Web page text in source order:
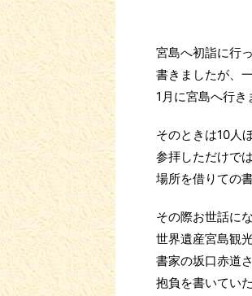
宮島へ初詣に行
書きましたが、
1月に宮島へ行き
そのときは10人
参拝しただけでは
場所を借りての書
その際お世話に
世界遺産宮島観
書家の坂口赤道
抱負を書いてい